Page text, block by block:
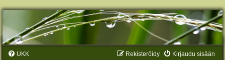
UKK Kirjaudu sisään
Rekisteröidy